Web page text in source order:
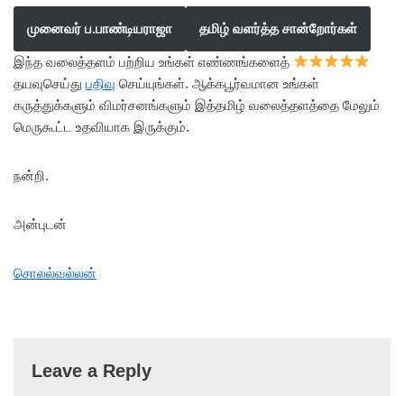
முனைவர் ப.பாண்டியராஜா தமிழ் வளர்த்த சான்றோர்கள்
இந்த வலைத்தளம் பற்றிய உங்கள் எண்ணங்களைத்
தயவுசெய்து பதிவு செய்யுங்கள். ஆக்கபூர்வமான உங்கள்
கருத்துக்களும் விமர்சனங்களும் இத்தமிழ் வலைத்தளத்தை மேலும்
மெருகூட்ட உதவியாக இருக்கும்.
நன்றி.
அன்புடன்
சொலல்வல்லன்
Leave a Reply